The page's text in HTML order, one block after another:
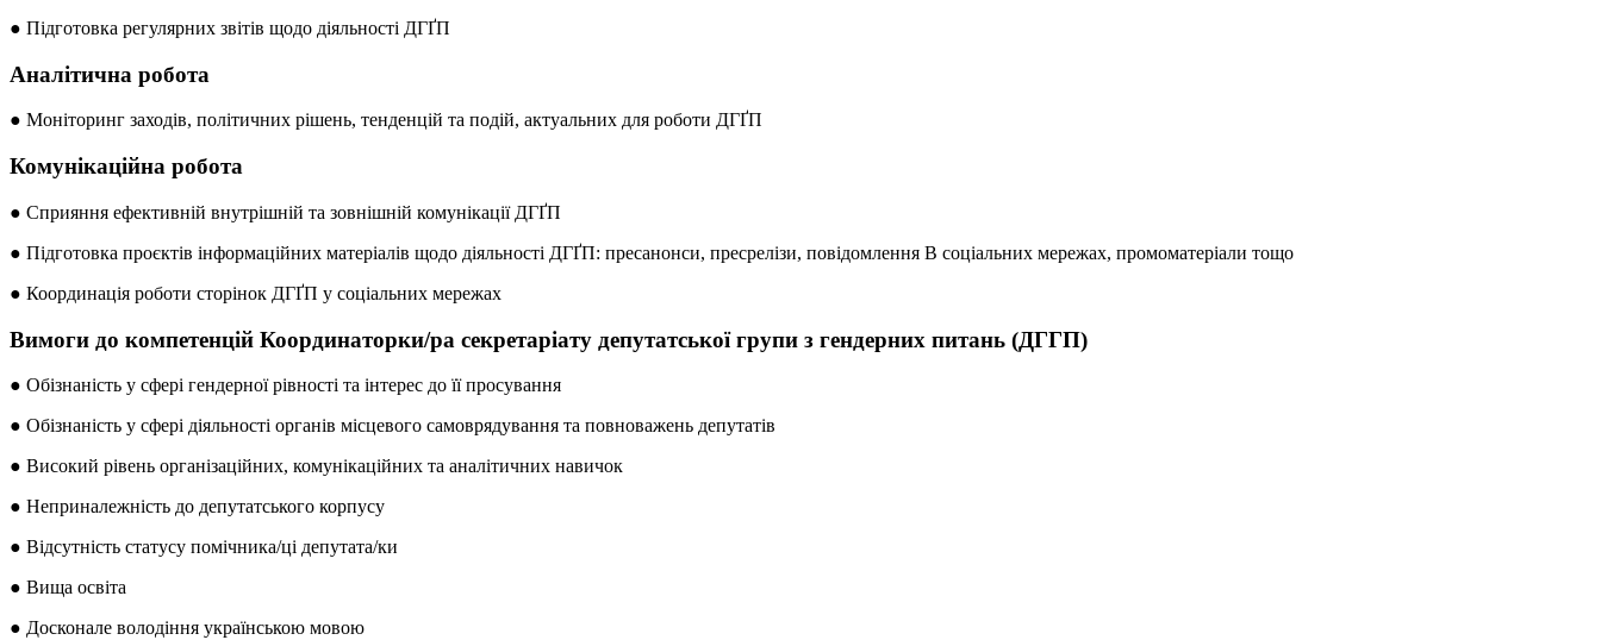
● Підготовка регулярних звітів щодо діяльності ДГҐП
Аналітична робота
● Моніторинг заходів, політичних рішень, тенденцій та подій, актуальних для роботи ДГҐП
Комунікаційна робота
● Сприяння ефективній внутрішній та зовнішній комунікації ДГҐП
● Підготовка проєктів інформаційних матеріалів щодо діяльності ДГҐП: пресанонси, пресрелізи, повідомлення В соціальних мережах, промоматеріали тощо
● Координація роботи сторінок ДГҐП у соціальних мережах
Вимоги до компетенцій Координаторки/ра секретаріату депутатської групи з гендерних питань (ДГГП)
● Обізнаність у сфері гендерної рівності та інтерес до її просування
● Обізнаність у сфері діяльності органів місцевого самоврядування та повноважень депутатів
● Високий рівень організаційних, комунікаційних та аналітичних навичок
● Неприналежність до депутатського корпусу
● Відсутність статусу помічника/ці депутата/ки
● Вища освіта
● Досконале володіння українською мовою